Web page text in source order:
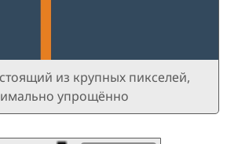
из крупных пикселей,
упрощённо